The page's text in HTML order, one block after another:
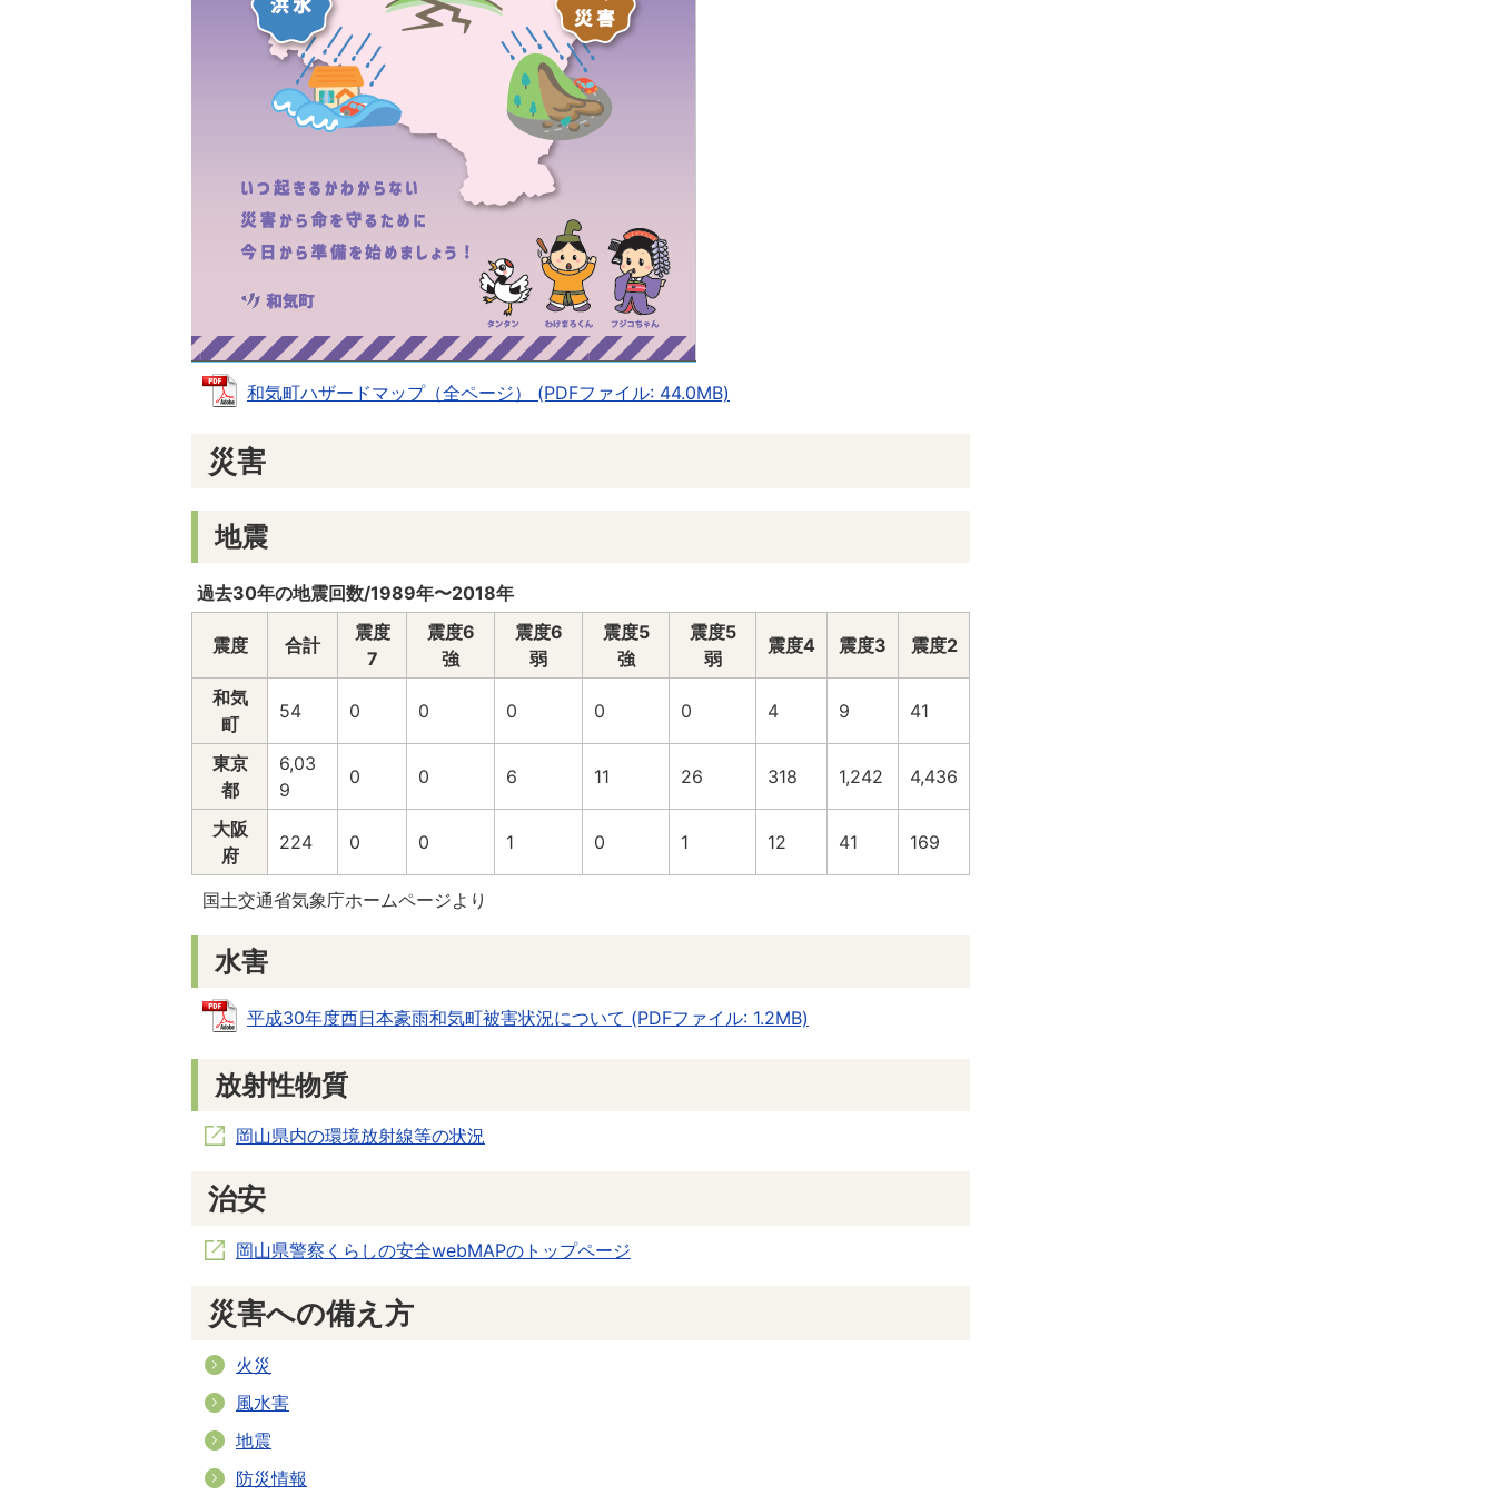
和気町ハザードマップ（全ページ） (PDFファイル: 44.0MB)
災害
地震
過去30年の地震回数/1989年〜2018年
震度 合計
震度
7
震度6
強
震度6
弱
震度5
強
震度5
弱
震度4 震度3 震度2
和気
町
54 0 0 0 0 0 4 9 41
東京
都
6,03
9
0 0 6 11 26 318 1,242 4,436
大阪
府
224 0 0 1 0 1 12 41 169
国土交通省気象庁ホームページより
水害
平成30年度西日本豪雨和気町被害状況について (PDFファイル: 1.2MB)
放射性物質
岡山県内の環境放射線等の状況
治安
岡山県警察くらしの安全webMAPのトップページ
災害への備え方
火災
風水害
地震
防災情報